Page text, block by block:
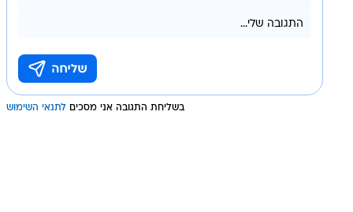
בשליחת התגובה אני מסכים לתנאי השימוש